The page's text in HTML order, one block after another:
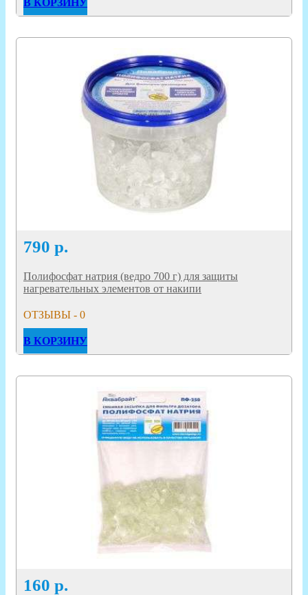
790 р.
Полифосфат натрия (ведро 700 г) для защиты
нагревательных элементов от накипи
ОТЗЫВЫ - 0
В КОРЗИНУ
160 р.